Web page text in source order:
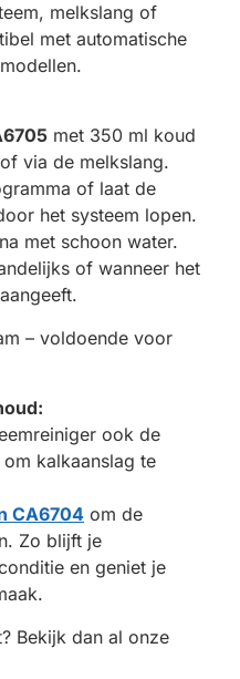
melkslang of
met automatische
met 350 ml koud
via de melkslang.
of laat de
het systeem lopen.
met schoon water.
of wanneer het
– voldoende voor
ook de
om kalkaanslag te
CA6704 om de
Zo blijft je
en geniet je
Bekijk dan al onze